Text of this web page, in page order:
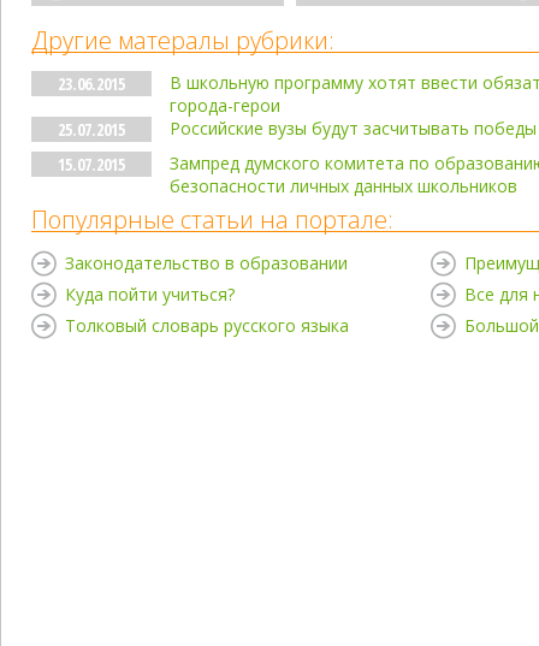
Другие матералы рубрики:
23.06.2015
В школьную программу хотят ввести
города-герои
25.07.2015
Российские вузы будут засчитывать
15.07.2015
Зампред думского комитета по
безопасности личных данных школьников
Популярные статьи на портале:
Законодательство в образовании
Куда пойти учиться?
Толковый словарь русского языка
Все для
Большой